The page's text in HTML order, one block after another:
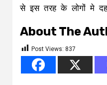
से इस तरह के लोगों मे
About The
Post Views: 837